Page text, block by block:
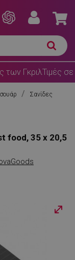
των ΓκριλΤιμές σε
Σανίδες
food, 35 x 20,5